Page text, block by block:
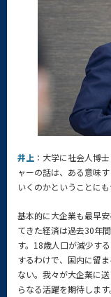
井上 ：大学に社会人博
ャーの話は、ある意味
いくのかということにも
基本的に大企業も最早
てきた経済は過去30年
す。18歳人口が減少す
するわけで、国内に留
ない。我々が大企業に
らなる活躍を期待しま